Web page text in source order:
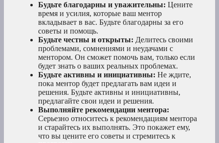
Будьте благодарны и уважительны: Цените
время и усилия, которые ваш ментор
вкладывает в вас. Будьте благодарны за его
советы и помощь.
Будьте честны и открыты: Делитесь своими
проблемами, сомнениями и неудачами с
ментором. Он сможет помочь вам, только если
будет знать о ваших реальных проблемах.
Будьте активны и инициативны: Не ждите,
пока ментор будет предлагать вам идеи и
решения. Будьте активны и инициативны,
предлагайте свои идеи и решения.
Выполняйте рекомендации ментора:
Серьезно относитесь к рекомендациям ментора
и старайтесь их выполнять. Это покажет ему,
что вы цените его советы и стремитесь к